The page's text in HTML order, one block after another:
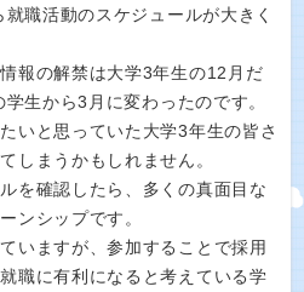
職活動のスケジュールが大きく
報の解禁は大学3年生の12月だ
生から3月に変わったのです。
いと思っていた大学3年生の皆さ
しまうかもしれません。
を確認したら、多くの真面目な
ンシップです。
いますが、参加することで採用
職に有利になると考えている学